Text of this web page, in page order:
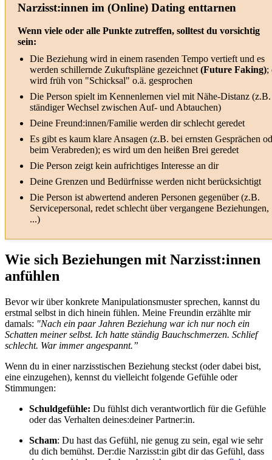
Narzisst:innen im (Online) Dating enttarnen
Wenn viele oder alle Punkte zutreffen, solltest du vorsichtig
sein:
Die Beziehung wird in einem rasenden Tempo vertieft und es
werden schillernde Zukuftspläne gezeichnet (Future Faking);
wird früh von "Schicksal" o.ä. gesprochen
Die Person spielt im Kennenlernen viel mit Nähe-Distanz (z.B.
ständiger Wechsel zwischen Auf- und Abtauchen)
Deine Freund:innen/Familie werden dir schlecht geredet
Es gibt es kaum klare Ansagen (z.B. bei ernsten Gesprächen
beim Verabreden); es wird um den heißen Brei geredet
Die Person zeigt kein aufrichtiges Interesse an dir
Deine Grenzen und Bedürfnisse werden nicht berücksichtigt
Die Person ist abwertend anderen Personen gegenüber (z.B.
Servicepersonal, redet schlecht über vergangene Beziehungen,
...)
Wie sich Beziehungen mit Narzisst:innen
anfühlen
Bevor wir über konkrete Manipulationsmuster sprechen, kannst du
erstmal selbst in dich hinein fühlen. Meine Freundin erzählte mir
damals: "Nach ein paar Jahren Beziehung war ich nur noch ein
Schatten meiner selbst. Ich hatte ständig Bauchschmerzen. Schlief
schlecht. War immer angespannt.”
Wenn du in einer narzisstischen Beziehung steckst (oder dabei bist,
eine einzugehen), kennst du vielleicht folgende Gefühle oder
Stimmungen:
Schuldgefühle: Du fühlst dich verantwortlich für die Gefühle
oder das Verhalten deines:deiner Partner:in.
Scham: Du hast das Gefühl, nie genug zu sein, egal wie sehr
du dich bemühst. Der:die Narzisst:in gibt dir das Gefühl, dass